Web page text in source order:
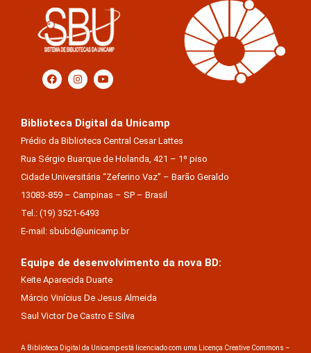
Biblioteca Digital da Unicamp
Prédio da Biblioteca Central Cesar Lattes
Rua Sérgio Buarque de Holanda, 421 – 1º piso
Cidade Universitária “Zeferino Vaz” – Barão Geraldo
13083-859 – Campinas – SP – Brasil
Tel.: (19) 3521-6493
E-mail: sbubd@unicamp.br
Equipe de desenvolvimento da nova BD:
Keite Aparecida Duarte
Márcio Vinícius De Jesus Almeida
Saul Victor De Castro E Silva
A Biblioteca Digital da Unicamp está licenciado com uma Licença Creative Commons –